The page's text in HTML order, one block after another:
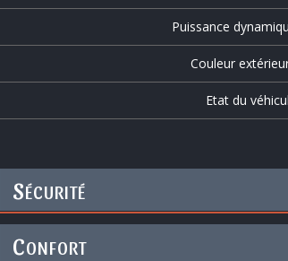
Puissance
Couleur
Etat du
SÉCURITÉ
CONFORT